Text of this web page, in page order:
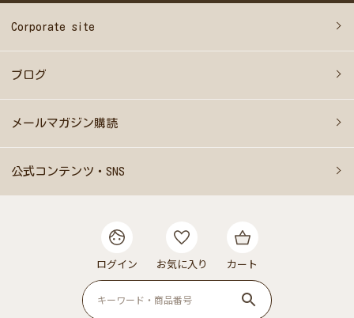
Corporate site
ブログ
メールマガジン購読
公式コンテンツ・SNS
ログイン お気に入り カート